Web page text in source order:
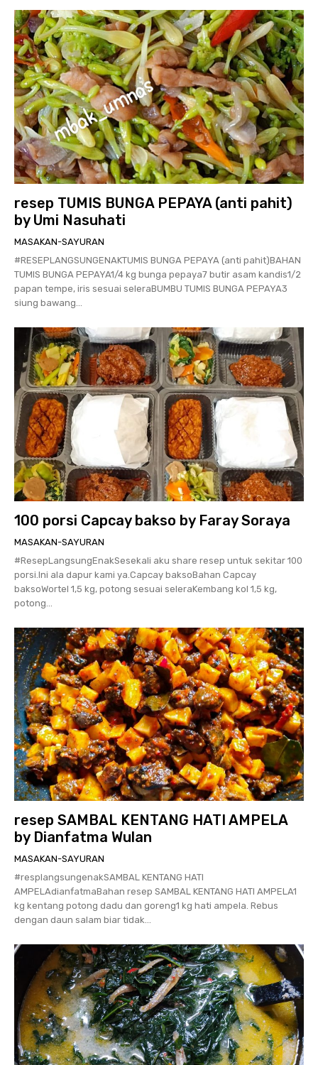
resep TUMIS BUNGA PEPAYA (anti pahit)
by Umi Nasuhati
MASAKAN-SAYURAN
#RESEPLANGSUNGENAKTUMIS BUNGA PEPAYA (anti pahit)BAHAN
TUMIS BUNGA PEPAYA1/4 kg bunga pepaya7 butir asam kandis1/2
papan tempe, iris sesuai seleraBUMBU TUMIS BUNGA PEPAYA3
siung bawang...
100 porsi Capcay bakso by Faray Soraya
MASAKAN-SAYURAN
#ResepLangsungEnakSesekali aku share resep untuk sekitar 100
porsi.Ini ala dapur kami ya.Capcay baksoBahan Capcay
baksoWortel 1,5 kg, potong sesuai seleraKembang kol 1,5 kg,
potong...
resep SAMBAL KENTANG HATI AMPELA
by Dianfatma Wulan
MASAKAN-SAYURAN
#resplangsungenakSAMBAL KENTANG HATI
AMPELAdianfatmaBahan resep SAMBAL KENTANG HATI AMPELA1
kg kentang potong dadu dan goreng1 kg hati ampela. Rebus
dengan daun salam biar tidak...